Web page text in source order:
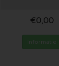
€0,00
Informatie